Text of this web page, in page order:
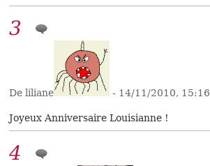
3
De liliane - 14/11/2010, 15:16
Joyeux Anniversaire Louisianne !
4